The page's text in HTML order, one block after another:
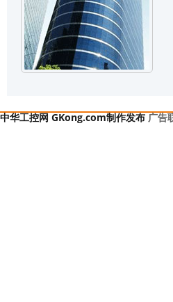
中华工控网 GKong.com制作发布广告